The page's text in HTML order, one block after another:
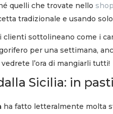
quelli che trovate nello
tradizionale e usando
clienti sottolineano come i
per una settimana,
l’ora di mangiarli tutti!
Sicilia: in
ha fatto letteralmente molta